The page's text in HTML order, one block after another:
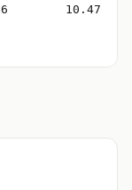
10.47